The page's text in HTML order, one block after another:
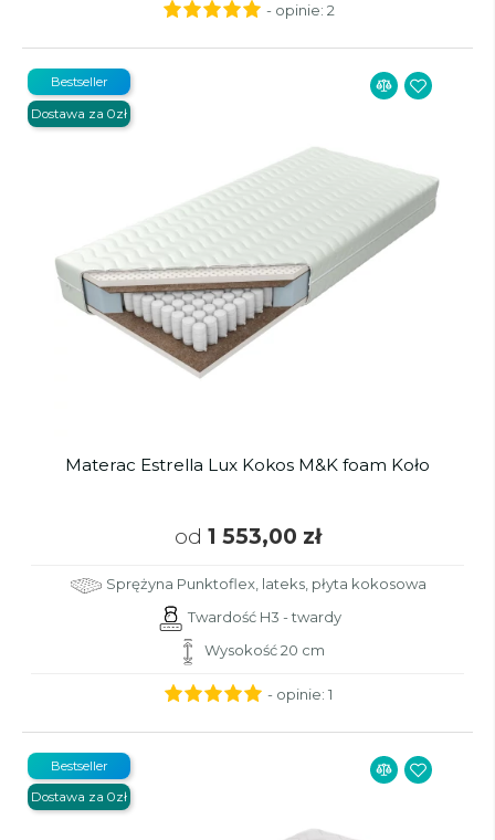
- opinie: 2
Materac Estrella Lux Kokos M&K foam Koło
od 1 553,00 zł
Sprężyna Punktoflex, lateks, płyta kokosowa
Twardość H3 - twardy
Wysokość 20 cm
Bestseller
Dostawa za 0zł
- opinie: 1
Bestseller
Dostawa za 0zł